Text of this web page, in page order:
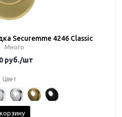
Securemme 4246 Classic
Много
руб./шт
Цвет